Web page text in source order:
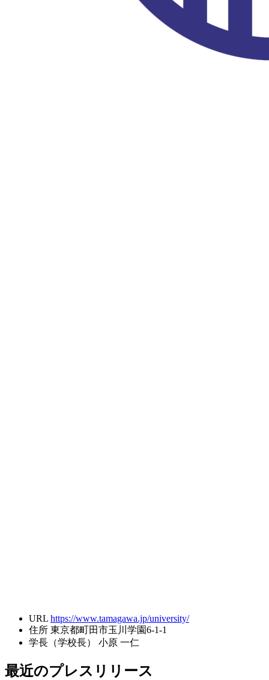
URL https://www.tamagawa.jp/university/
住所 東京都町田市玉川学園6-1-1
学長（学校長）
小原 一仁
最近のプレスリリース